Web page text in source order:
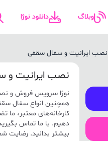
وبلاگ دانلود نوژا
نصب ایرانیت و سفال سقفی
ورود / ثبت نام
شماره همراه
نصب ایرانیت و
نوژا سرویس فروش و نصب
همچنین انواع سفال
کارخانه‌های معتبر، ما
دهیم. با ما تماس
بیشتر بدانید. رضایت